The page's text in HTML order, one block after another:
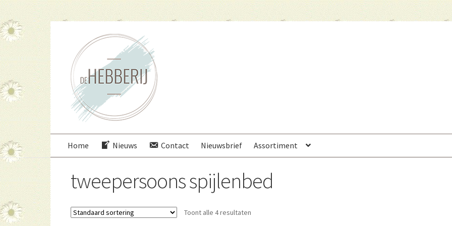
door
naar
navigatie
direct
naar
inhoud
Home Nieuws Contact Nieuwsbrief Assortiment
tweepersoons spijlenbed
Toont alle 4 resultaten